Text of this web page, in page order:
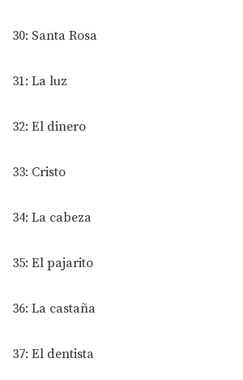
30: Santa Rosa
31: La luz
32: El dinero
33: Cristo
34: La cabeza
35: El pajarito
36: La castaña
37: El dentista